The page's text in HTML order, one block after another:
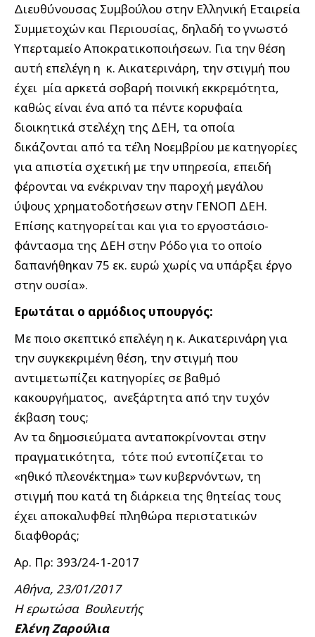
Διευθύνουσας Συμβούλου στην Ελληνική Εταιρεία
Συμμετοχών και Περιουσίας, δηλαδή το γνωστό
Υπερταμείο Αποκρατικοποιήσεων. Για την θέση
αυτή επελέγη η κ. Αικατερινάρη, την στιγμή που
έχει μία αρκετά σοβαρή ποινική εκκρεμότητα,
καθώς είναι ένα από τα πέντε κορυφαία
διοικητικά στελέχη της ΔΕΗ, τα οποία
δικάζονται από τα τέλη Νοεμβρίου με κατηγορίες
για απιστία σχετική με την υπηρεσία, επειδή
φέρονται να ενέκριναν την παροχή μεγάλου
ύψους χρηματοδοτήσεων στην ΓΕΝΟΠ ΔΕΗ.
Επίσης κατηγορείται και για το εργοστάσιο-
φάντασμα της ΔΕΗ στην Ρόδο για το οποίο
δαπανήθηκαν 75 εκ. ευρώ χωρίς να υπάρξει έργο
στην ουσία».
Ερωτάται ο αρμόδιος υπουργός:
Με ποιο σκεπτικό επελέγη η κ. Αικατερινάρη για
την συγκεκριμένη θέση, την στιγμή που
αντιμετωπίζει κατηγορίες σε βαθμό
κακουργήματος, ανεξάρτητα από την τυχόν
έκβαση τους;
Αν τα δημοσιεύματα ανταποκρίνονται στην
πραγματικότητα, τότε πού εντοπίζεται το
«ηθικό πλεονέκτημα» των κυβερνόντων, τη
στιγμή που κατά τη διάρκεια της θητείας τους
έχει αποκαλυφθεί πληθώρα περιστατικών
διαφθοράς;
Αρ. Πρ: 393/24-1-2017
Αθήνα, 23/01/2017
Η ερωτώσα Βουλευτής
Ελένη Ζαρούλια